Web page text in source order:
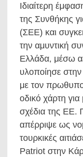
Ιδιαίτερη
της Συνθήκης
(ΣΕΕ) και
την αμυντική
Ελλάδα, μέσω
υλοποίησε
με τον
οδικό χάρτη για
σχέδια της ΕΕ.
απέρριψε ως
τουρκικές
Patriot στην